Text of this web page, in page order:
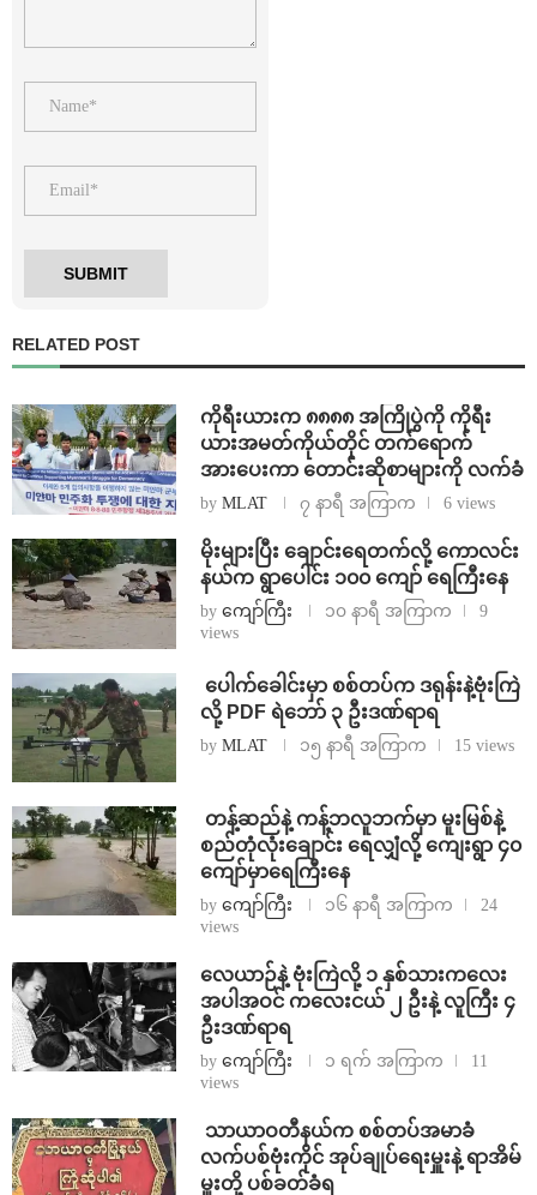
RELATED POST
ကိုရီးယားက ၈၈၈၈ အကြိုပွဲကို ကိုရီး
ယားအမတ်ကိုယ်တိုင် တက်ရောက်
အားပေးကာ တောင်းဆိုစာများကို လက်ခံ
by MLAT ၇ နာရီ အကြာက 6 views
⁨မိုးများပြီး ချောင်းရေတက်လို့ ကောလင်း
နယ်က ရွာပေါင်း ၁၀၀ ကျော် ရေကြီးနေ
by ကျော်ကြီး ၁၀ နာရီ အကြာက
9
views
⁩ ⁨ပေါက်ခေါင်းမှာ စစ်တပ်က ဒရုန်းနဲ့ဗုံးကြဲ
လို့ PDF ရဲဘော် ၃ ဦးဒဏ်ရာရ
by MLAT ၁၅ နာရီ အကြာက 15 views
⁩ ⁨တန့်ဆည်နဲ့ ကန့်ဘလူဘက်မှာ မူးမြစ်နဲ့
စည်တုံလုံးချောင်း ရေလျှံလို့ ကျေးရွာ ၄၀
ကျော်မှာရေကြီးနေ
by ကျော်ကြီး ၁၆ နာရီ အကြာက
24
views
⁨လေယာဉ်နဲ့ ဗုံးကြဲလို့ ၁ နှစ်သားကလေး
အပါအဝင် ကလေးငယ် ၂ ဦးနဲ့ လူကြီး ၄
ဦးဒဏ်ရာရ
by ကျော်ကြီး ၁ ရက် အကြာက
11
views
⁩ ⁨သာယာဝတီနယ်က စစ်တပ်အမာခံ
လက်ပစ်ဗုံးကိုင် အုပ်ချုပ်ရေးမှူးနဲ့ ရာအိမ်
မှူးတို့ ပစ်ခတ်ခံရ